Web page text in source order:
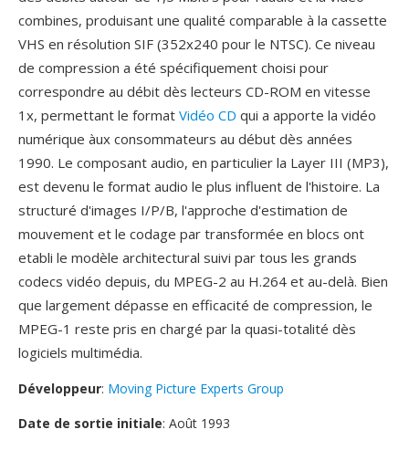
combines, produisant une qualité comparable à la cassette
VHS en résolution SIF (352x240 pour le NTSC). Ce niveau
de compression a été spécifiquement choisi pour
correspondre au débit dès lecteurs CD-ROM en vitesse
1x, permettant le format Vidéo CD qui a apporte la vidéo
numérique àux consommateurs au début dès années
1990. Le composant audio, en particulier la Layer III (MP3),
est devenu le format audio le plus influent de l'histoire. La
structuré d'images I/P/B, l'approche d'estimation de
mouvement et le codage par transformée en blocs ont
etabli le modèle architectural suivi par tous les grands
codecs vidéo depuis, du MPEG-2 au H.264 et au-delà. Bien
que largement dépasse en efficacité de compression, le
MPEG-1 reste pris en chargé par la quasi-totalité dès
logiciels multimédia.
Développeur: Moving Picture Experts Group
Date de sortie initiale: Août 1993